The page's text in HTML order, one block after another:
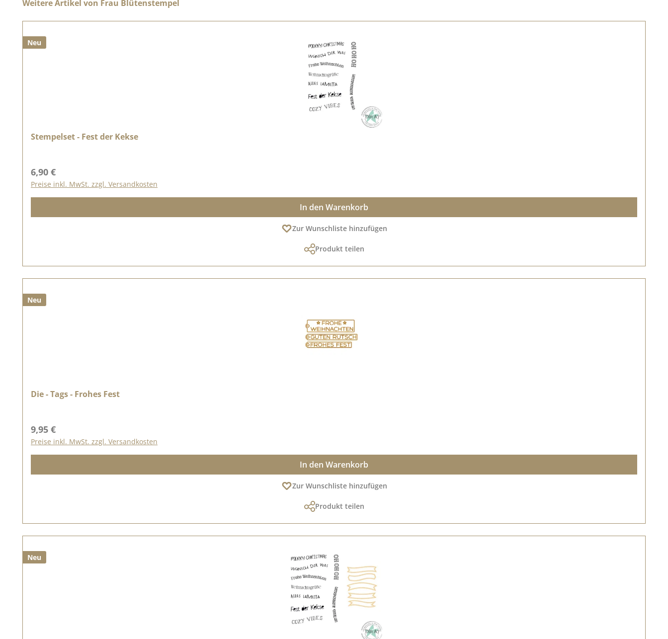
Weitere Artikel von Frau Blütenstempel
Neu
Stempelset - Fest der Kekse
Regulärer Preis:
6,90 €
Preise inkl. MwSt. zzgl. Versandkosten
In den Warenkorb
Zur Wunschliste hinzufügen
Produkt teilen
Neu
Die - Tags - Frohes Fest
Regulärer Preis:
9,95 €
Preise inkl. MwSt. zzgl. Versandkosten
In den Warenkorb
Zur Wunschliste hinzufügen
Produkt teilen
Neu